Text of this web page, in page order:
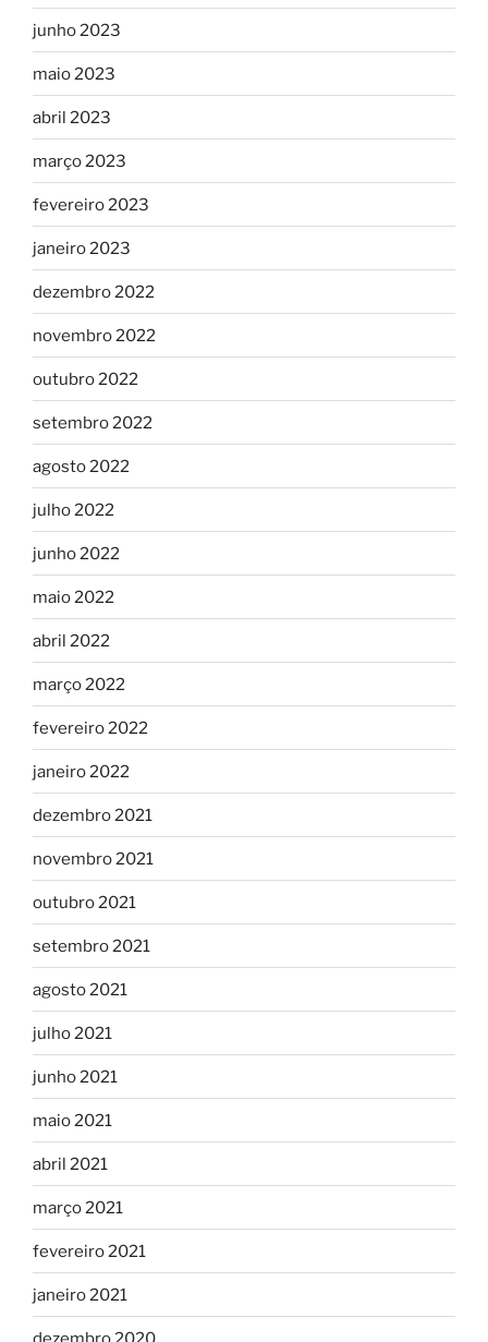
junho 2023
maio 2023
abril 2023
março 2023
fevereiro 2023
janeiro 2023
dezembro 2022
novembro 2022
outubro 2022
setembro 2022
agosto 2022
julho 2022
junho 2022
maio 2022
abril 2022
março 2022
fevereiro 2022
janeiro 2022
dezembro 2021
novembro 2021
outubro 2021
setembro 2021
agosto 2021
julho 2021
junho 2021
maio 2021
abril 2021
março 2021
fevereiro 2021
janeiro 2021